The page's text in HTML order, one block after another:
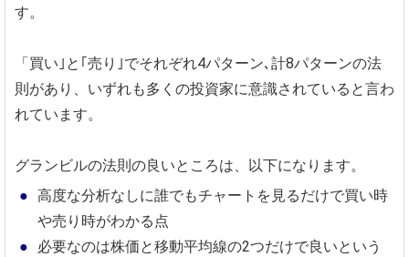
す。
「買い｣と｢売り｣でそれぞれ4パターン､計8パターンの法
則があり、いずれも多くの投資家に意識されていると言わ
れています。
グランビルの法則の良いところは、以下になります。
高度な分析なしに誰でもチャートを見るだけで買い時
や売り時がわかる点
必要なのは株価と移動平均線の2つだけで良いという